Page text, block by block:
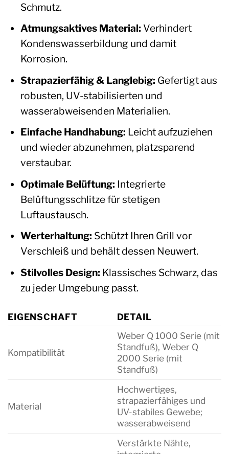
Schmutz.
Atmungsaktives Material: Verhindert
Kondenswasserbildung und damit
Korrosion.
Strapazierfähig & Langlebig: Gefertigt aus
robusten, UV-stabilisierten und
wasserabweisenden Materialien.
Einfache Handhabung: Leicht aufzuziehen
und wieder abzunehmen, platzsparend
verstaubar.
Optimale Belüftung: Integrierte
Belüftungsschlitze für stetigen
Luftaustausch.
Werterhaltung: Schützt Ihren Grill vor
Verschleiß und behält dessen Neuwert.
Stilvolles Design: Klassisches Schwarz, das
zu jeder Umgebung passt.
EIGENSCHAFT DETAIL
Kompatibilität
Weber Q 1000 Serie (mit
Standfuß), Weber Q
2000 Serie (mit
Standfuß)
Material
Hochwertiges,
strapazierfähiges und
UV-stabiles Gewebe;
wasserabweisend
Verstärkte Nähte,